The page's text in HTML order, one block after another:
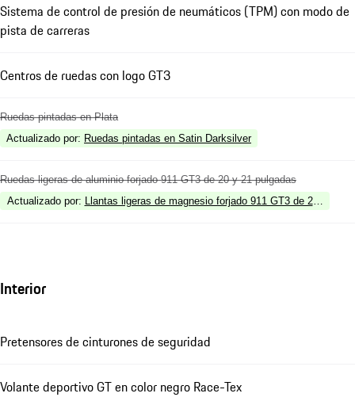
Sistema de control de presión de neumáticos (TPM) con modo de
pista de carreras
Centros de ruedas con logo GT3
Ruedas pintadas en Plata
Actualizado por: Ruedas pintadas en Satin Darksilver
Ruedas ligeras de aluminio forjado 911 GT3 de 20 y 21 pulgadas
Actualizado por: Llantas ligeras de magnesio forjado 911 GT3 de 20/21
Interior
Pretensores de cinturones de seguridad
Volante deportivo GT en color negro Race-Tex